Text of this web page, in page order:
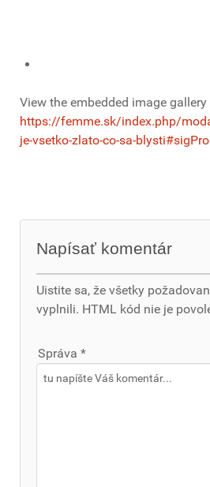
View the embedded image
https://femme.sk/index.php/
je-vsetko-zlato-co-sa-
Napísať komentár
Uistite sa, že všetky
vyplnili. HTML kód nie je
Správa *